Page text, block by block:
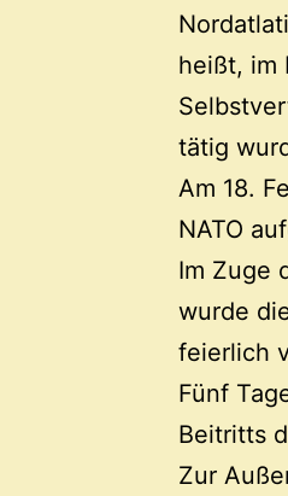
heißt, im
tätig
Am 18.
NATO
Im Zuge
wurde
feierlich
Fünf
Beitritts
Zur